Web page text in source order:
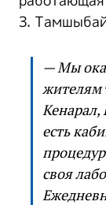
З.
— Мы
жителям
есть
своя